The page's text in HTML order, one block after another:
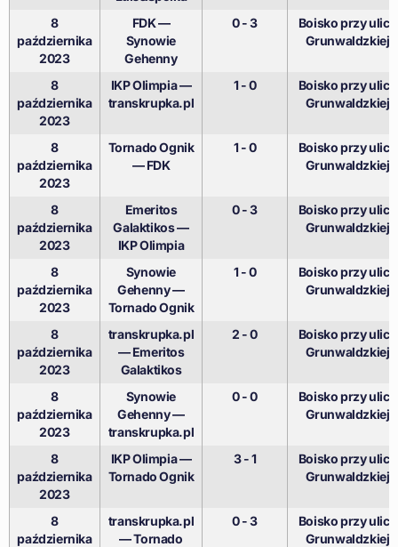
8
października
2023
FDK —
Synowie
Gehenny
0 - 3
Boisko przy ulicy
Grunwaldzkiej
8
października
2023
IKP Olimpia —
transkrupka.pl
1 - 0
Boisko przy ulicy
Grunwaldzkiej
8
października
2023
Tornado Ognik
— FDK
1 - 0
Boisko przy ulicy
Grunwaldzkiej
8
października
2023
Emeritos
Galaktikos —
IKP Olimpia
0 - 3
Boisko przy ulicy
Grunwaldzkiej
8
października
2023
Synowie
Gehenny —
Tornado Ognik
1 - 0
Boisko przy ulicy
Grunwaldzkiej
8
października
2023
transkrupka.pl
— Emeritos
Galaktikos
2 - 0
Boisko przy ulicy
Grunwaldzkiej
8
października
2023
Synowie
Gehenny —
transkrupka.pl
0 - 0
Boisko przy ulicy
Grunwaldzkiej
8
października
2023
IKP Olimpia —
Tornado Ognik
3 - 1
Boisko przy ulicy
Grunwaldzkiej
8
października
transkrupka.pl
— Tornado
0 - 3
Boisko przy ulicy
Grunwaldzkiej